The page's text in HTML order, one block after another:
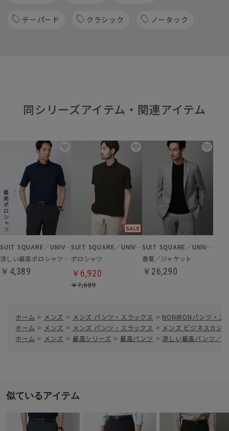
テーパード クラシック ノータック
同シリーズアイテム・関連アイテム
SUIT SQUARE／UNIVERSAL LANGUAGE
涼しい最高ポロシャツ／ビズポロシャツ
￥4,389
SUIT SQUARE／UNIVERSAL LANGUAGE
ポロシャツ
￥6,920
￥7,689
SUIT SQUARE／UNIVERSAL LANGUAGE
春夏／ジャケット
￥26,290
ホーム > メンズ > メンズ パンツ・スラックス > NONIRONパンツ・ス
ホーム > メンズ > メンズ パンツ・スラックス > メンズ ビジネスカジ
ホーム > メンズ > 最高シリーズ > 最高パンツ > 涼しい最高パンツ／